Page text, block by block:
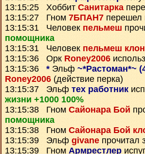
13:15:25 Хоббит Санитарка
13:15:27 Гном 7БПАН7 перешел
13:15:31 Человек пельмеш
помощника
13:15:31 Человек пельмеш
13:15:36 Орк Roney2006
13:15:36 * Эльф ~*Растоман*~
Roney2006 (действие перка)
13:15:37 Эльф тех работник
жизни +1000 100%
13:15:38 Гном Сайонара Бой
помощника
13:15:38 Гном Сайонара Бой
13:15:39 Эльф givane прочитал
13:15:39 Гном Армрестлер